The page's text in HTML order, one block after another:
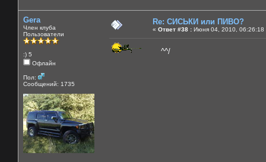
Gera
Член клуба
Пользователи
:) 5
Офлайн
Пол:
Сообщений: 1735
Re: СИСЬКИ или ПИВО?
« Ответ #38 : Июня 04, 2010, 06:26:18
^^/